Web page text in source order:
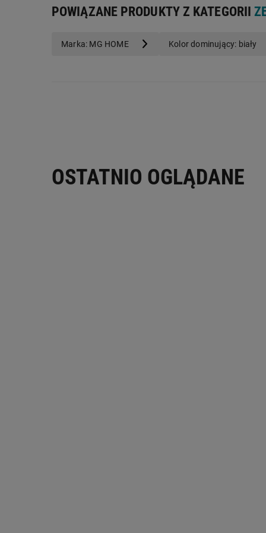
Odkryj główne
obiadowego z
POWIĄZANE PRODUKTY Z KATEGORII
Marka: MG HOME Kolor dominujący: biały
OSTATNIO OGLĄDANE